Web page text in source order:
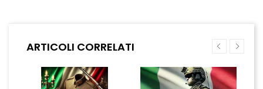
Realizzata con materiali di
tributo tangibile...
elegante e dettagliato rende
alla pace e alla stabilità nella
ARTICOLI CORRELATI